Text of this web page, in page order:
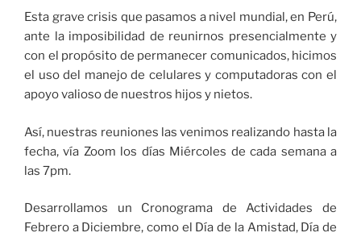
Esta grave crisis que pasamos a nivel mundial, en Perú,
ante la imposibilidad de reunirnos presencialmente y
con el propósito de permanecer comunicados, hicimos
el uso del manejo de celulares y computadoras con el
apoyo valioso de nuestros hijos y nietos.
Así, nuestras reuniones las venimos realizando hasta la
fecha, vía Zoom los días Miércoles de cada semana a
las 7pm.
Desarrollamos un Cronograma de Actividades de
Febrero a Diciembre, como el Día de la Amistad, Día de